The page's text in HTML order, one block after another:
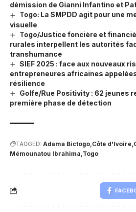
démission de Gianni Infantino et
Togo: La SMPDD agit pour une
visuelle
Togo/Justice foncière et
rurales interpellent les autorités
transhumance
SIEF 2025 : face aux nouveaux
entrepreneures africaines
résilience
Golfe/Rue Positivity : 62 jeunes
première phase de détection
TAGGED: Adama Bictogo Côte d'Ivoire
Mémounatou Ibrahima Togo